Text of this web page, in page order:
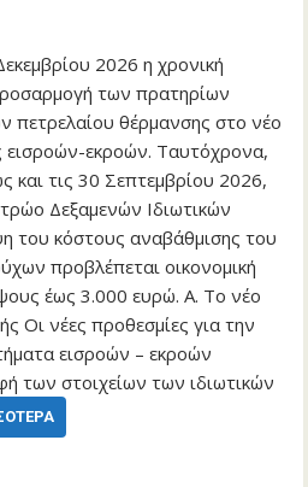
2026 η χρονική
των πρατηρίων
πετρελαίου θέρμανσης στο νέο
εκροών. Ταυτόχρονα,
και τις 30 Σεπτεμβρίου 2026,
Δεξαμενών Ιδιωτικών
του κόστους αναβάθμισης του
προβλέπεται οικονομική
έως 3.000 ευρώ. Α. Το νέο
Οι νέες προθεσμίες για την
εισροών – εκροών
των στοιχείων των ιδιωτικών